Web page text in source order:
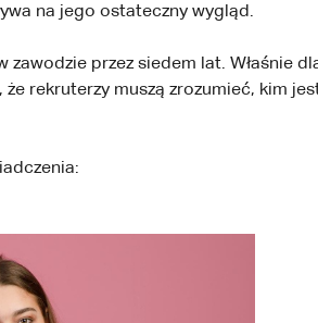
na jego ostateczny wygląd.
przez siedem lat. Właśnie
rekruterzy muszą zrozumieć, kim